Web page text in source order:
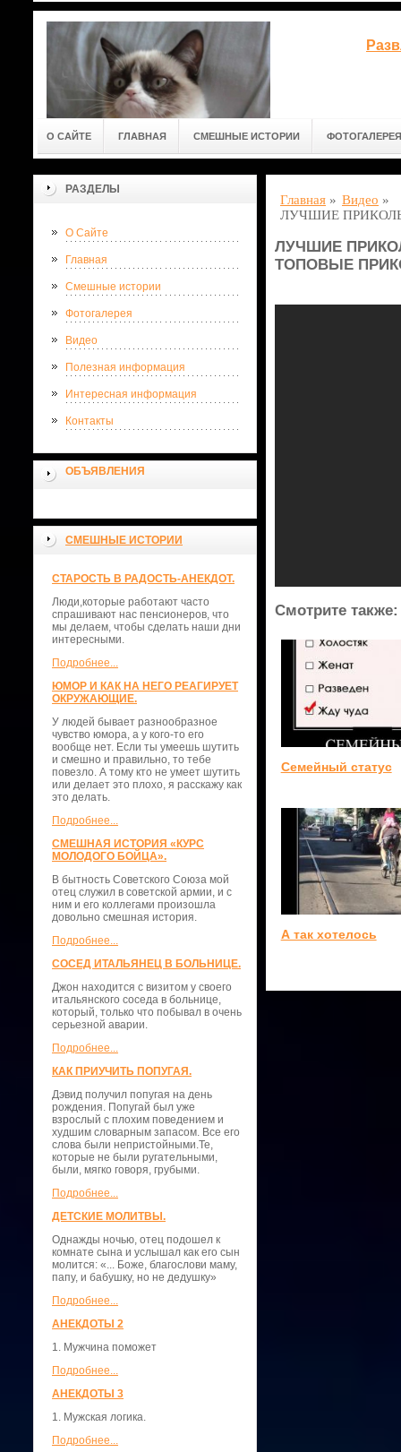
О САЙТЕ ГЛАВНАЯ СМЕШНЫЕ ИСТОРИИ ФОТОГАЛЕРЕЯ
РАЗДЕЛЫ
О Сайте
Главная
Смешные истории
Фотогалерея
Видео
Полезная информация
Интересная информация
Контакты
ОБЪЯВЛЕНИЯ
СМЕШНЫЕ ИСТОРИИ
СТАРОСТЬ В РАДОСТЬ-АНЕКДОТ.
Люди,которые работают часто
спрашивают нас пенсионеров, что
мы делаем, чтобы сделать наши дни
интересными.
Подробнее...
ЮМОР И КАК НА НЕГО РЕАГИРУЕТ
ОКРУЖАЮЩИЕ.
У людей бывает разнообразное
чувство юмора, а у кого-то его
вообще нет. Если ты умеешь шутить
и смешно и правильно, то тебе
повезло. А тому кто не умеет шутить
или делает это плохо, я расскажу как
это делать.
Подробнее...
СМЕШНАЯ ИСТОРИЯ «КУРС
МОЛОДОГО БОЙЦА».
В бытность Советского Союза мой
отец служил в советской армии, и с
ним и его коллегами произошла
довольно смешная история.
Подробнее...
СОСЕД ИТАЛЬЯНЕЦ В БОЛЬНИЦЕ.
Джон находится с визитом у своего
итальянского соседа в больнице,
который, только что побывал в очень
серьезной аварии.
Подробнее...
КАК ПРИУЧИТЬ ПОПУГАЯ.
Дэвид получил попугая на день
рождения. Попугай был уже
взрослый с плохим поведением и
худшим словарным запасом. Все его
слова были непристойными.Те,
которые не были ругательными,
были, мягко говоря, грубыми.
Подробнее...
ДЕТСКИЕ МОЛИТВЫ.
Однажды ночью, отец подошел к
комнате сына и услышал как его сын
молится: «... Боже, благослови маму,
папу, и бабушку, но не дедушку»
Подробнее...
АНЕКДОТЫ 2
1. Мужчина поможет
Подробнее...
АНЕКДОТЫ 3
1. Мужская логика.
Подробнее...
Главная » Видео »
ЛУЧШИЕ ПРИКОЛЫ
ЛУЧШИЕ
ТОПОВЫЕ
Смотрите также:
Семейный статус
А так хотелось